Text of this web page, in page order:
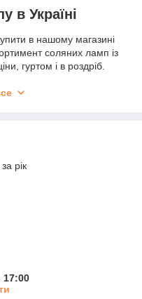
в Україні
в нашому магазині
соляних ламп із
гуртом і в роздріб.
Україною. Перед
рік
17:00